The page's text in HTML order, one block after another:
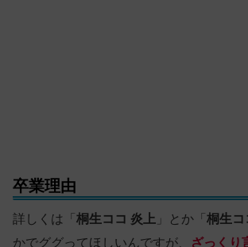
卒業理由
詳しくは「 桐生ココ 炎上 」とか「 桐生コ
かでググってほしいんですが、
ざっくり